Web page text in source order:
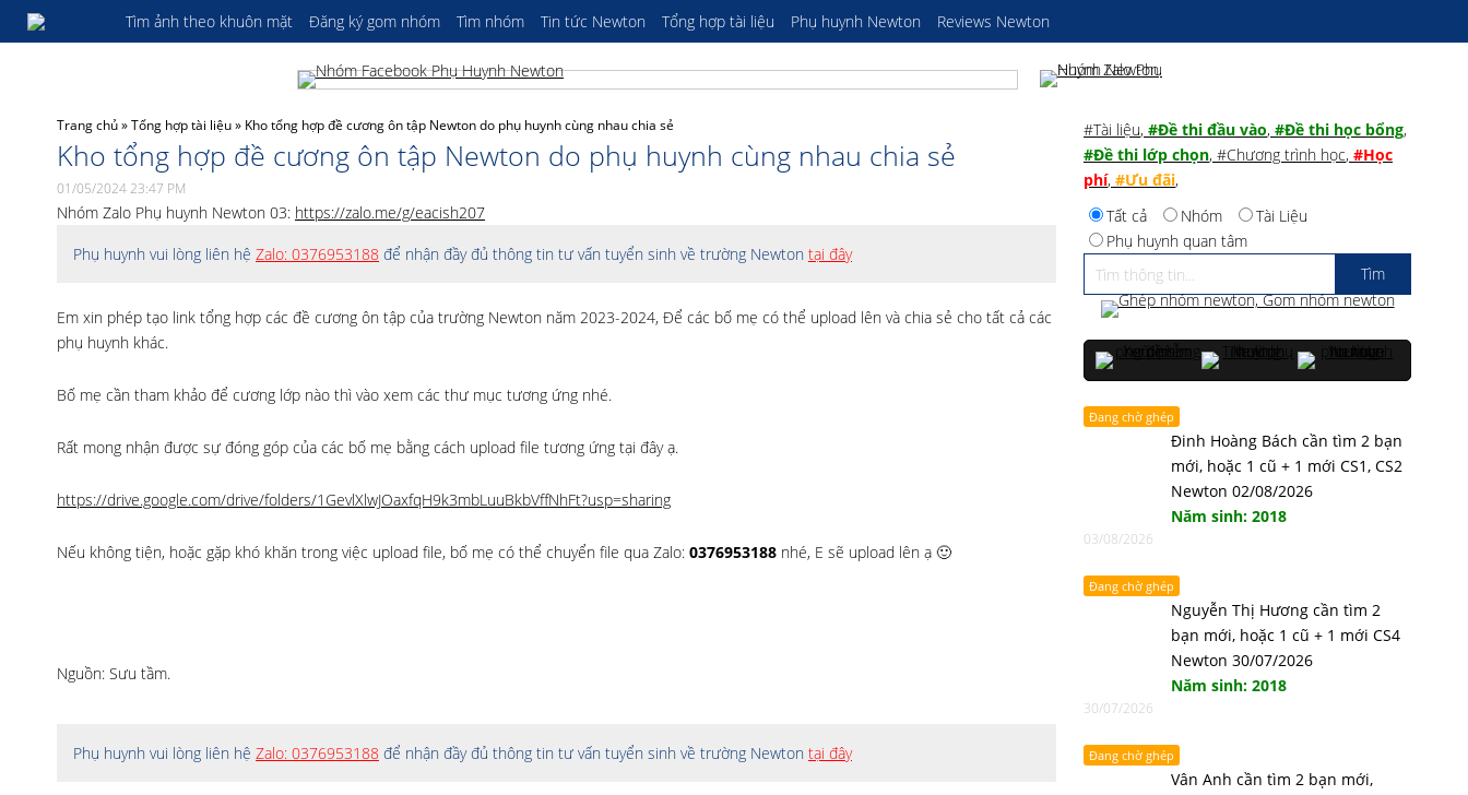
Tìm ảnh theo khuôn mặt Đăng ký gom nhóm Tìm nhóm Tin tức Newton Tổng hợp tài liệu Phụ huynh Newton Reviews Newton
Trang chủ»Tổng hợp tài liệu» Kho tổng hợp đề cương ôn tập Newton do phụ huynh cùng nhau chia sẻ
Kho tổng hợp đề cương ôn tập Newton do phụ huynh cùng nhau chia sẻ
01/05/2024 23:47 PM
Nhóm Zalo Phụ huynh Newton 03: https://zalo.me/g/eacish207
Phụ huynh vui lòng liên hệ Zalo: 0376953188 để nhận đầy đủ thông tin tư vấn tuyển sinh về trường Newton tại đây
Em xin phép tạo link tổng hợp các đề cương ôn tập của trường Newton năm 2023-2024, Để các bố mẹ có thể upload lên và chia sẻ cho tất cả các
phụ huynh khác.
Bố mẹ cần tham khảo để cương lớp nào thì vào xem các thư mục tương ứng nhé.
Rất mong nhận được sự đóng góp của các bố mẹ bằng cách upload file tương ứng tại đây ạ.
https://drive.google.com/drive/folders/1GevlXlwJOaxfqH9k3mbLuuBkbVffNhFt?usp=sharing
Nếu không tiện, hoặc gặp khó khăn trong việc upload file, bố mẹ có thể chuyển file qua Zalo: 0376953188 nhé, E sẽ upload lên ạ 🙂
Nguồn: Sưu tầm.
Phụ huynh vui lòng liên hệ Zalo: 0376953188 để nhận đầy đủ thông tin tư vấn tuyển sinh về trường Newton tại đây
#Tài liệu, #Đề thi đầu vào, #Đề thi học bổng,
#Đề thi lớp chọn, #Chương trình học, #Học
phí, #Ưu đãi,
Tất cả
Nhóm
Tài Liệu
Phụ huynh quan tâm
Đang chờ ghép
Đinh Hoàng Bách cần tìm 2 bạn
mới, hoặc 1 cũ + 1 mới CS1, CS2
Newton 02/08/2026
Năm sinh: 2018
03/08/2026
Đang chờ ghép
Nguyễn Thị Hương cần tìm 2
bạn mới, hoặc 1 cũ + 1 mới CS4
Newton 30/07/2026
Năm sinh: 2018
30/07/2026
Đang chờ ghép
Vân Anh cần tìm 2 bạn mới,